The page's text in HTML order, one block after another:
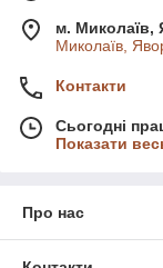
м. Миколаїв,
Миколаїв,
Контакти
Сьогодні
Показати
Про нас